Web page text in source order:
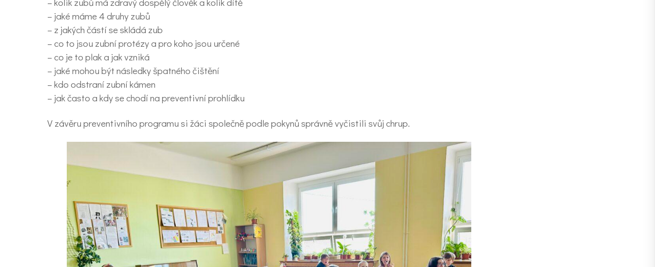
– jaké máme 4 druhy zubů
– z jakých částí se skládá zub
– co to jsou zubní protézy a pro koho jsou určené
– co je to plak a jak vzniká
– jaké mohou být následky špatného čištění
– kdo odstraní zubní kámen
– jak často a kdy se chodí na preventivní prohlídku
V závěru preventivního programu si žáci společně podle pokynů správně vyčistili svůj chrup.